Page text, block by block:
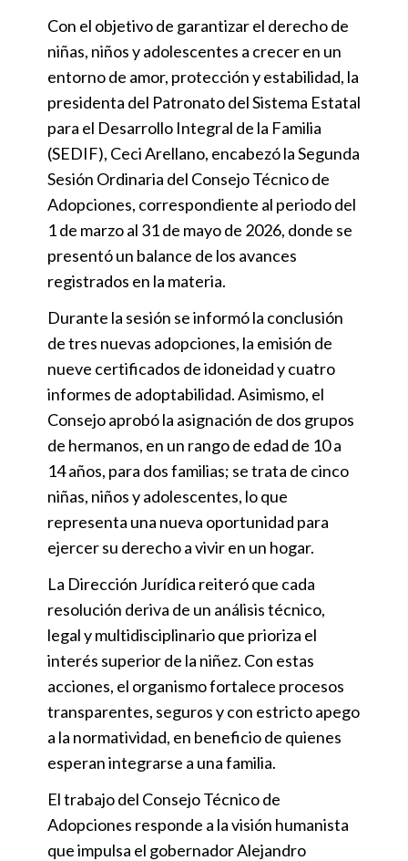
Con el objetivo de garantizar el derecho de
niñas, niños y adolescentes a crecer en un
entorno de amor, protección y estabilidad, la
presidenta del Patronato del Sistema Estatal
para el Desarrollo Integral de la Familia
(SEDIF), Ceci Arellano, encabezó la Segunda
Sesión Ordinaria del Consejo Técnico de
Adopciones, correspondiente al periodo del
1 de marzo al 31 de mayo de 2026, donde se
presentó un balance de los avances
registrados en la materia.
Durante la sesión se informó la conclusión
de tres nuevas adopciones, la emisión de
nueve certificados de idoneidad y cuatro
informes de adoptabilidad. Asimismo, el
Consejo aprobó la asignación de dos grupos
de hermanos, en un rango de edad de 10 a
14 años, para dos familias; se trata de cinco
niñas, niños y adolescentes, lo que
representa una nueva oportunidad para
ejercer su derecho a vivir en un hogar.
La Dirección Jurídica reiteró que cada
resolución deriva de un análisis técnico,
legal y multidisciplinario que prioriza el
interés superior de la niñez. Con estas
acciones, el organismo fortalece procesos
transparentes, seguros y con estricto apego
a la normatividad, en beneficio de quienes
esperan integrarse a una familia.
El trabajo del Consejo Técnico de
Adopciones responde a la visión humanista
que impulsa el gobernador Alejandro